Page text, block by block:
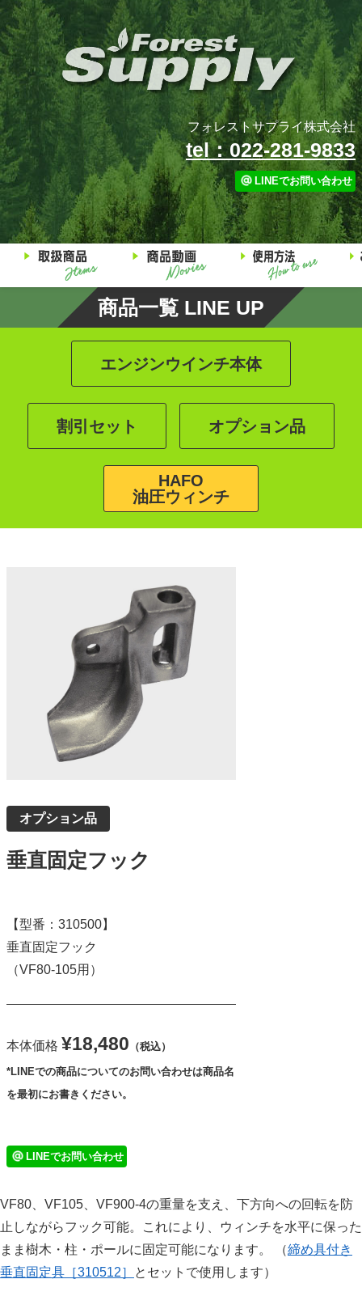
フォレストサプライ株式会社
tel：022-281-9833
LINEでお問い合わせ
商品一覧 LINE UP
エンジンウインチ本体
割引セット オプション品
HAFO
油圧ウィンチ
オプション品
垂直固定フック
【型番：310500】
垂直固定フック
（VF80-105用）
本体価格 ¥18,480 （税込）
*LINEでの商品についてのお問い合わせは商品名
を最初にお書きください。
LINEでお問い合わせ
VF80、VF105、VF900-4の重量を支え、下方向への回転を防
止しながらフック可能。これにより、ウィンチを水平に保った
まま樹木・柱・ポールに固定可能になります。 （締め具付き
垂直固定具［310512］
とセットで使用します）